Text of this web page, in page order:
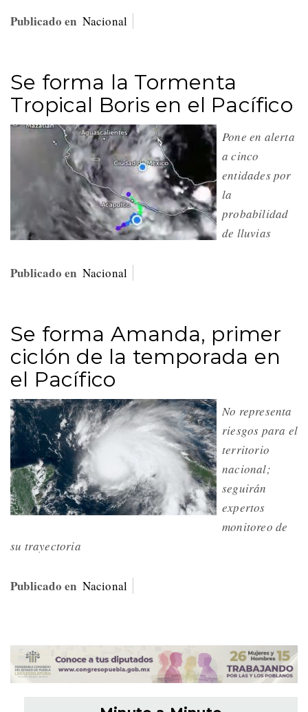
Publicado en Nacional
Se forma la Tormenta
Tropical Boris en el Pacífico
Pone en alerta
a cinco
entidades por
la
probabilidad
de lluvias
Publicado en Nacional
Se forma Amanda, primer
ciclón de la temporada en
el Pacífico
No representa
riesgos para el
territorio
nacional;
seguirán
expertos
monitoreo de
su trayectoria
Publicado en Nacional